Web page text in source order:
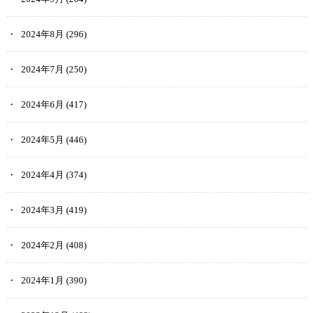
2024年8月 (296)
2024年7月 (250)
2024年6月 (417)
2024年5月 (446)
2024年4月 (374)
2024年3月 (419)
2024年2月 (408)
2024年1月 (390)